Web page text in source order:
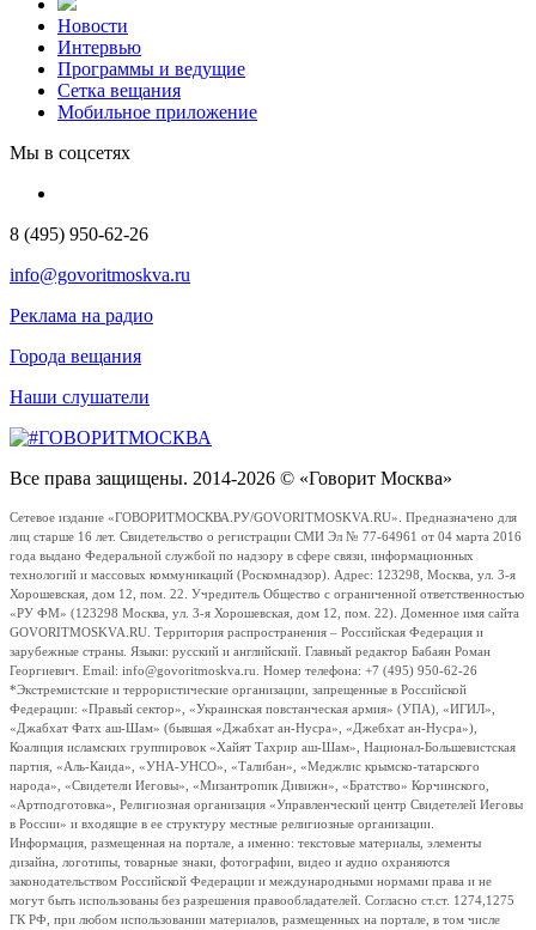
Новости
Интервью
Программы и ведущие
Сетка вещания
Мобильное приложение
Мы в соцсетях
8 (495) 950-62-26
info@govoritmoskva.ru
Реклама на радио
Города вещания
Наши слушатели
Все права защищены. 2014-2026 © «Говорит Москва»
Сетевое издание «ГОВОРИТМОСКВА.РУ/GOVORITMOSKVA.RU». Предназначено для
лиц старше 16 лет. Свидетельство о регистрации СМИ Эл № 77-64961 от 04 марта 2016
года выдано Федеральной службой по надзору в сфере связи, информационных
технологий и массовых коммуникаций (Роскомнадзор). Адрес: 123298, Москва, ул. 3-я
Хорошевская, дом 12, пом. 22. Учредитель Общество с ограниченной ответственностью
«РУ ФМ» (123298 Москва, ул. 3-я Хорошевская, дом 12, пом. 22). Доменное имя сайта
GOVORITMOSKVA.RU. Территория распространения – Российская Федерация и
зарубежные страны. Языки: русский и английский. Главный редактор Бабаян Роман
Георгиевич. Email: info@govoritmoskva.ru. Номер телефона: +7 (495) 950-62-26
*Экстремистские и террористические организации, запрещенные в Российской
Федерации: «Правый сектор», «Украинская повстанческая армия» (УПА), «ИГИЛ»,
«Джабхат Фатх аш-Шам» (бывшая «Джабхат ан-Нусра», «Джебхат ан-Нусра»),
Коалиция исламских группировок «Хайят Тахрир аш-Шам», Национал-Большевистская
партия, «Аль-Каида», «УНА-УНСО», «Талибан», «Меджлис крымско-татарского
народа», «Свидетели Иеговы», «Мизантропик Дивижн», «Братство» Корчинского,
«Артподготовка», Религиозная организация «Управленческий центр Свидетелей Иеговы
в России» и входящие в ее структуру местные религиозные организации.
Информация, размещенная на портале, а именно: текстовые материалы, элементы
дизайна, логотипы, товарные знаки, фотографии, видео и аудио охраняются
законодательством Российской Федерации и международными нормами права и не
могут быть использованы без разрешения правообладателей. Согласно ст.ст. 1274,1275
ГК РФ, при любом использовании материалов, размещенных на портале, в том числе